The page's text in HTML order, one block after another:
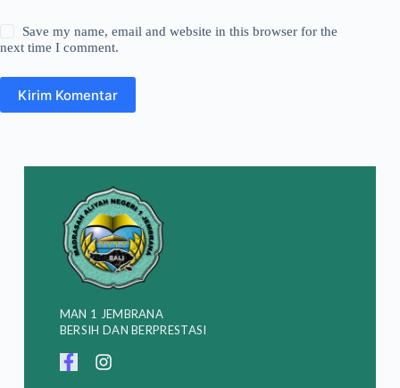
Save my name, email and website in this browser for the
next time I comment.
Kirim Komentar
MAN 1 JEMBRANA
BERSIH DAN BERPRESTASI